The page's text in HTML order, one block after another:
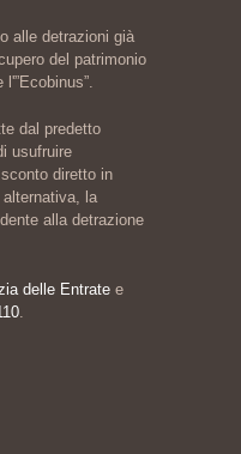
alle detrazioni già
del patrimonio
dal predetto
usufruire
diretto in
la
alla detrazione
delle Entrate e
.